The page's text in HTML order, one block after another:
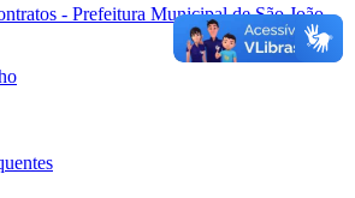
- Prefeitura Municipal de São João